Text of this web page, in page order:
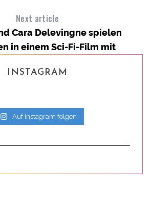
Next article
Cara Delevingne spielen
in einem Sci-Fi-Film mit
INSTAGRAM
Auf Instagram folgen